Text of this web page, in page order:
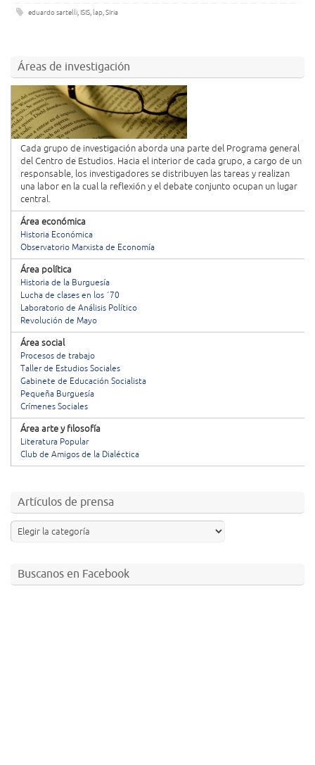
eduardo sartelli, ISIS,lap,SIria
Áreas de investigación
Cada grupo de investigación aborda una parte del Programa general
del Centro de Estudios. Hacia el interior de cada grupo, a cargo de un
responsable, los investigadores se distribuyen las tareas y realizan
una labor en la cual la reflexión y el debate conjunto ocupan un lugar
central.
Área económica
Historia Económica
Observatorio Marxista de Economía
Área política
Historia de la Burguesía
Lucha de clases en los ´70
Laboratorio de Análisis Político
Revolución de Mayo
Área social
Procesos de trabajo
Taller de Estudios Sociales
Gabinete de Educación Socialista
Pequeña Burguesía
Crímenes Sociales
Área arte y filosofía
Literatura Popular
Club de Amigos de la Dialéctica
Artículos de prensa
Buscanos en Facebook